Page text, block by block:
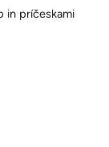
in príčeskami